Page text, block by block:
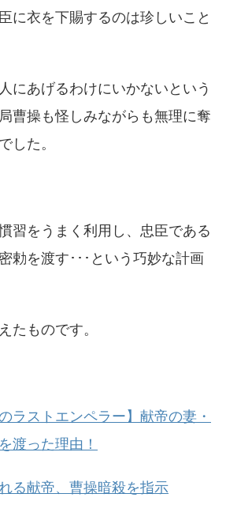
に衣を下賜するのは珍しいこと
にあげるわけにいかないという
曹操も怪しみながらも無理に奪
した。
習をうまく利用し、忠臣である
勅を渡す･･･という巧妙な計画
たものです。
のラストエンペラー】献帝の妻・
渡った理由！
る献帝、曹操暗殺を指示